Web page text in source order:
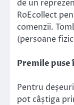
de un
RoEcollect
comenzii.
(persoane
Premile puse
Pentru
pot câștiga